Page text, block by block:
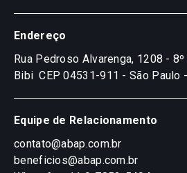
Endereço
Rua Pedroso Alvarenga, 1208 -
Bibi CEP 04531-911 - São Paulo
Equipe de Relacionamento
contato@abap.com.br
beneficios@abap.com.br